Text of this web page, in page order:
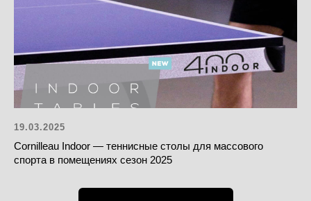
19.03.2025
Cornilleau Indoor — теннисные столы для массового
спорта в помещениях сезон 2025